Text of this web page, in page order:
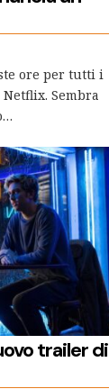
ore per tutti i
Sembra
trailer di